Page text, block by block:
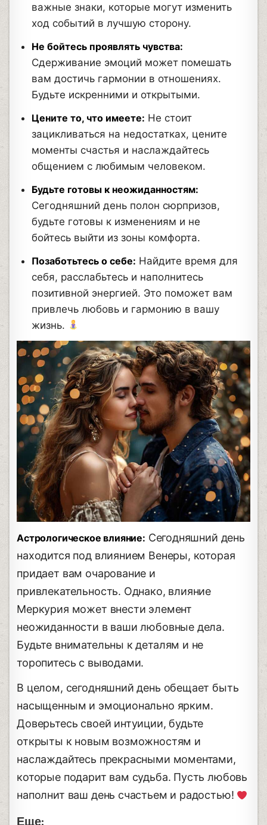
важные знаки, которые могут изменить
ход событий в лучшую сторону.
Не бойтесь проявлять чувства:
Сдерживание эмоций может помешать
вам достичь гармонии в отношениях.
Будьте искренними и открытыми.
Цените то, что имеете: Не стоит
зацикливаться на недостатках, цените
моменты счастья и наслаждайтесь
общением с любимым человеком.
Будьте готовы к неожиданностям:
Сегодняшний день полон сюрпризов,
будьте готовы к изменениям и не
бойтесь выйти из зоны комфорта.
Позаботьтесь о себе: Найдите время для
себя, расслабьтесь и наполнитесь
позитивной энергией. Это поможет вам
привлечь любовь и гармонию в вашу
жизнь.
Астрологическое влияние: Сегодняшний день
находится под влиянием Венеры, которая
придает вам очарование и
привлекательность. Однако, влияние
Меркурия может внести элемент
неожиданности в ваши любовные дела.
Будьте внимательны к деталям и не
торопитесь с выводами.
В целом, сегодняшний день обещает быть
насыщенным и эмоционально ярким.
Доверьтесь своей интуиции, будьте
открыты к новым возможностям и
наслаждайтесь прекрасными моментами,
которые подарит вам судьба. Пусть любовь
наполнит ваш день счастьем и радостью!